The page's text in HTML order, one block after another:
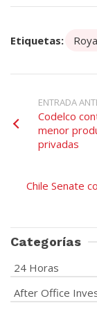
Etiquetas:
ENTRADA
Codelco
menor
privadas
Chile Senate
Categorías
24 Horas
After Office